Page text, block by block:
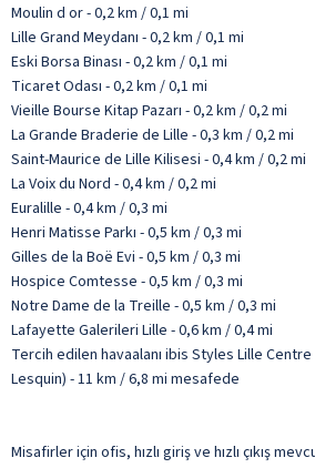
Moulin d or - 0,2 km / 0,1 mi
Lille Grand Meydanı - 0,2 km / 0,1 mi
Eski Borsa Binası - 0,2 km / 0,1 mi
Ticaret Odası - 0,2 km / 0,1 mi
Vieille Bourse Kitap Pazarı - 0,2 km / 0,2 mi
La Grande Braderie de Lille - 0,3 km / 0,2 mi
Saint-Maurice de Lille Kilisesi - 0,4 km / 0,2 mi
La Voix du Nord - 0,4 km / 0,2 mi
Euralille - 0,4 km / 0,3 mi
Henri Matisse Parkı - 0,5 km / 0,3 mi
Gilles de la Boë Evi - 0,5 km / 0,3 mi
Hospice Comtesse - 0,5 km / 0,3 mi
Notre Dame de la Treille - 0,5 km / 0,3 mi
Lafayette Galerileri Lille - 0,6 km / 0,4 mi
Tercih edilen havaalanı ibis Styles Lille Centre
Lesquin) - 11 km / 6,8 mi mesafede
Misafirler için ofis, hızlı giriş ve hızlı çıkış